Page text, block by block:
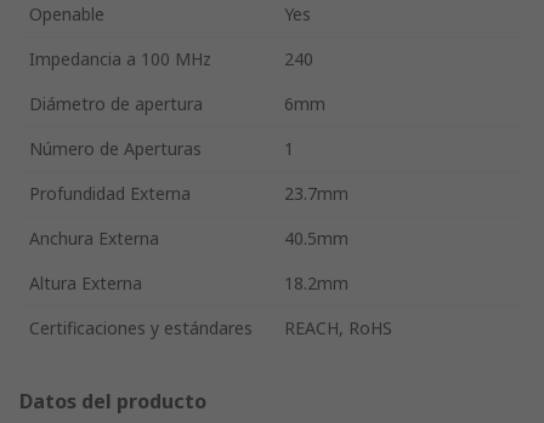
Openable
Yes
Impedancia a 100 MHz
240
Diámetro de apertura
6mm
Número de Aperturas
1
Profundidad Externa
23.7mm
Anchura Externa
40.5mm
Altura Externa
18.2mm
Certificaciones y estándares
REACH, RoHS
Datos del producto